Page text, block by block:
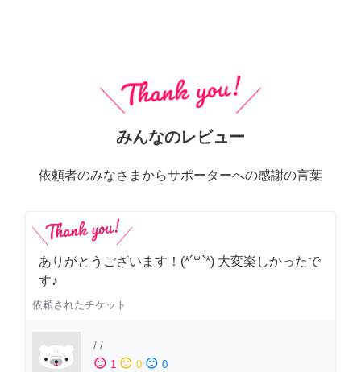
みんなのレビュー
依頼者のみなさまからサポーターへの感謝の言葉
ありがとうございます！(*´꒳`*) 大変楽しかったで
す♪
依頼されたチケット
/ /
sentiment_satisfied 1 sentiment_neutral 0 sentiment_dissatisfied 0